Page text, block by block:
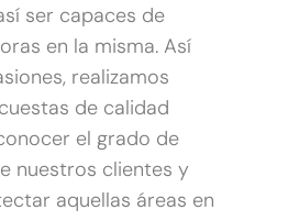
ser capaces de
en la misma. Así
realizamos
de calidad
el grado de
nuestros clientes y
aquellas áreas en